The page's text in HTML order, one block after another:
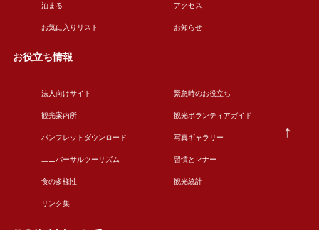
泊まる アクセス
お気に入りリスト お知らせ
お役立ち情報
法人向けサイト 緊急時のお役立ち
観光案内所 観光ボランティアガイド
パンフレットダウンロード 写真ギャラリー
ユニバーサルツーリズム 習慣とマナー
食の多様性 観光統計
リンク集